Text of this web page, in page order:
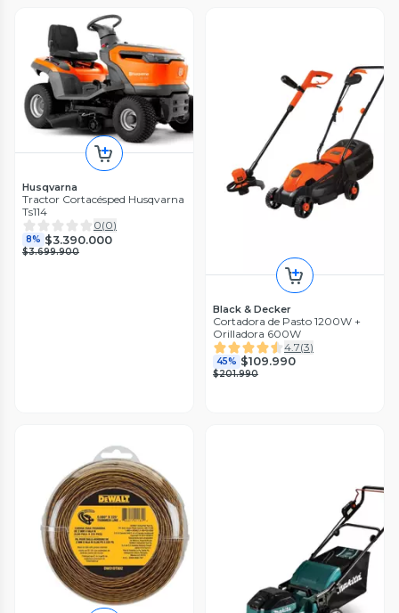
Husqvarna
Tractor Cortacésped Husqvarna
Ts114
0(0)
8% $3.390.000
$3.699.900
Black & Decker
Cortadora de Pasto 1200W +
Orilladora 600W
4.7(3)
45% $109.990
$201.990